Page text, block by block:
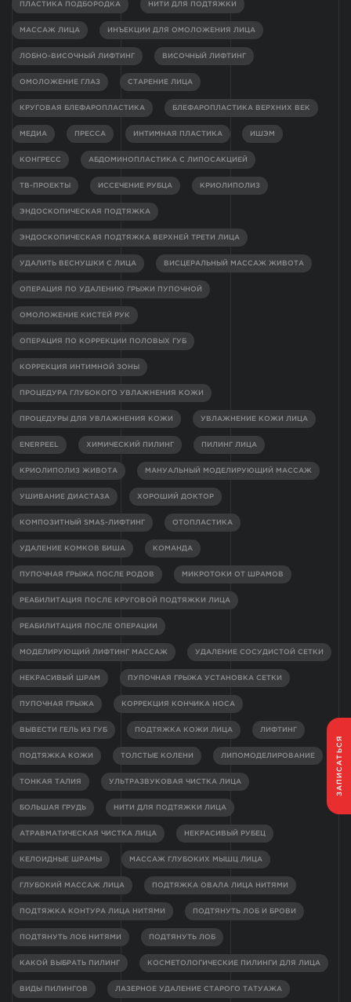
ЗАПИСАТЬСЯ
ПЛАСТИКА ПОДБОРОДКА НИТИ ДЛЯ ПОДТЯЖКИ
МАССАЖ ЛИЦА ИНЪЕКЦИИ ДЛЯ ОМОЛОЖЕНИЯ ЛИЦА
ЛОБНО-ВИСОЧНЫЙ ЛИФТИНГ ВИСОЧНЫЙ ЛИФТИНГ
ОМОЛОЖЕНИЕ ГЛАЗ СТАРЕНИЕ ЛИЦА
КРУГОВАЯ БЛЕФАРОПЛАСТИКА БЛЕФАРОПЛАСТИКА ВЕРХНИХ ВЕК
МЕДИА ПРЕССА ИНТИМНАЯ ПЛАСТИКА ИШЭМ
КОНГРЕСС АБДОМИНОПЛАСТИКА С ЛИПОСАКЦИЕЙ
ТВ-ПРОЕКТЫ ИССЕЧЕНИЕ РУБЦА КРИОЛИПОЛИЗ
ЭНДОСКОПИЧЕСКАЯ ПОДТЯЖКА
ЭНДОСКОПИЧЕСКАЯ ПОДТЯЖКА ВЕРХНЕЙ ТРЕТИ ЛИЦА
УДАЛИТЬ ВЕСНУШКИ С ЛИЦА ВИСЦЕРАЛЬНЫЙ МАССАЖ ЖИВОТА
ОПЕРАЦИЯ ПО УДАЛЕНИЮ ГРЫЖИ ПУПОЧНОЙ
ОМОЛОЖЕНИЕ КИСТЕЙ РУК
ОПЕРАЦИЯ ПО КОРРЕКЦИИ ПОЛОВЫХ ГУБ
КОРРЕКЦИЯ ИНТИМНОЙ ЗОНЫ
ПРОЦЕДУРА ГЛУБОКОГО УВЛАЖНЕНИЯ КОЖИ
ПРОЦЕДУРЫ ДЛЯ УВЛАЖНЕНИЯ КОЖИ УВЛАЖНЕНИЕ КОЖИ ЛИЦА
ENERPEEL ХИМИЧЕСКИЙ ПИЛИНГ ПИЛИНГ ЛИЦА
КРИОЛИПОЛИЗ ЖИВОТА МАНУАЛЬНЫЙ МОДЕЛИРУЮЩИЙ МАССАЖ
УШИВАНИЕ ДИАСТАЗА ХОРОШИЙ ДОКТОР
КОМПОЗИТНЫЙ SMAS-ЛИФТИНГ ОТОПЛАСТИКА
УДАЛЕНИЕ КОМКОВ БИША КОМАНДА
ПУПОЧНАЯ ГРЫЖА ПОСЛЕ РОДОВ МИКРОТОКИ ОТ ШРАМОВ
РЕАБИЛИТАЦИЯ ПОСЛЕ КРУГОВОЙ ПОДТЯЖКИ ЛИЦА
РЕАБИЛИТАЦИЯ ПОСЛЕ ОПЕРАЦИИ
МОДЕЛИРУЮЩИЙ ЛИФТИНГ МАССАЖ УДАЛЕНИЕ СОСУДИСТОЙ СЕТКИ
НЕКРАСИВЫЙ ШРАМ ПУПОЧНАЯ ГРЫЖА УСТАНОВКА СЕТКИ
ПУПОЧНАЯ ГРЫЖА КОРРЕКЦИЯ КОНЧИКА НОСА
ВЫВЕСТИ ГЕЛЬ ИЗ ГУБ ПОДТЯЖКА КОЖИ ЛИЦА ЛИФТИНГ
ПОДТЯЖКА КОЖИ ТОЛСТЫЕ КОЛЕНИ ЛИПОМОДЕЛИРОВАНИЕ
ТОНКАЯ ТАЛИЯ УЛЬТРАЗВУКОВАЯ ЧИСТКА ЛИЦА
БОЛЬШАЯ ГРУДЬ НИТИ ДЛЯ ПОДТЯЖКИ ЛИЦА
АТРАВМАТИЧЕСКАЯ ЧИСТКА ЛИЦА НЕКРАСИВЫЙ РУБЕЦ
КЕЛОИДНЫЕ ШРАМЫ МАССАЖ ГЛУБОКИХ МЫШЦ ЛИЦА
ГЛУБОКИЙ МАССАЖ ЛИЦА ПОДТЯЖКА ОВАЛА ЛИЦА НИТЯМИ
ПОДТЯЖКА КОНТУРА ЛИЦА НИТЯМИ ПОДТЯНУТЬ ЛОБ И БРОВИ
ПОДТЯНУТЬ ЛОБ НИТЯМИ ПОДТЯНУТЬ ЛОБ
КАКОЙ ВЫБРАТЬ ПИЛИНГ КОСМЕТОЛОГИЧЕСКИЕ ПИЛИНГИ ДЛЯ ЛИЦА
ВИДЫ ПИЛИНГОВ ЛАЗЕРНОЕ УДАЛЕНИЕ СТАРОГО ТАТУАЖА